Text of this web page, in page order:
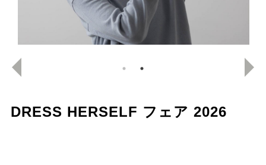
DRESS HERSELF フェア 2026